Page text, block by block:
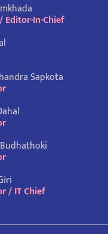
Editor-In-Chief
Sapkota
/ IT Chief